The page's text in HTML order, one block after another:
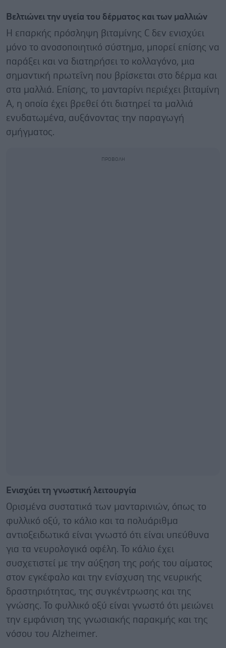
Βελτιώνει την υγεία του δέρματος και των μαλλιών
Η επαρκής πρόσληψη βιταμίνης C δεν ενισχύει
μόνο το ανοσοποιητικό σύστημα, μπορεί επίσης να
παράξει και να διατηρήσει το κολλαγόνο, μια
σημαντική πρωτεΐνη που βρίσκεται στο δέρμα και
στα μαλλιά. Επίσης, το μανταρίνι περιέχει βιταμίνη
Α, η οποία έχει βρεθεί ότι διατηρεί τα μαλλιά
ενυδατωμένα, αυξάνοντας την παραγωγή
σμήγματος.
Ενισχύει τη γνωστική λειτουργία
Ορισμένα συστατικά των μανταρινιών, όπως το
φυλλικό οξύ, το κάλιο και τα πολυάριθμα
αντιοξειδωτικά είναι γνωστό ότι είναι υπεύθυνα
για τα νευρολογικά οφέλη. Το κάλιο έχει
συσχετιστεί με την αύξηση της ροής του αίματος
στον εγκέφαλο και την ενίσχυση της νευρικής
δραστηριότητας, της συγκέντρωσης και της
γνώσης. Το φυλλικό οξύ είναι γνωστό ότι μειώνει
την εμφάνιση της γνωσιακής παρακμής και της
νόσου του Alzheimer.